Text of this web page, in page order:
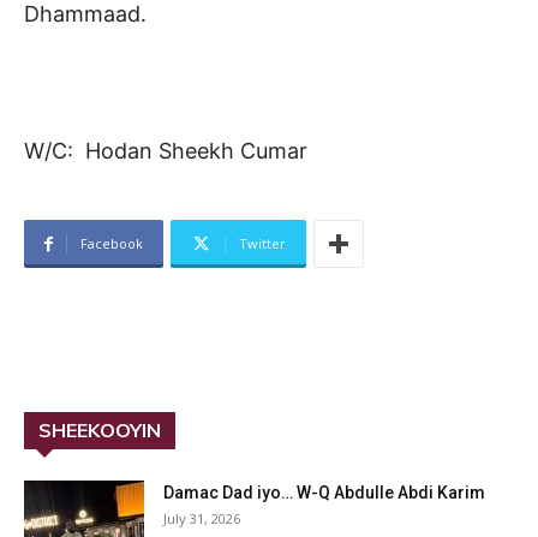
Dhammaad.
W/C: Hodan Sheekh Cumar
Facebook Twitter
SHEEKOOYIN
Damac Dad iyo… W-Q Abdulle Abdi Karim
July 31, 2026